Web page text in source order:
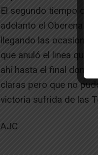
El segundo tiempo
adelanto el Oberena
llegando las
que anuló el linea que
ahí hasta el final
claras pero que no
victoria sufrida de las
AJC